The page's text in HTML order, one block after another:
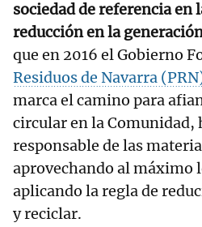
sociedad de referencia en
reducción en la
que en 2016 el Gobierno
Residuos de Navarra
marca el camino para
circular en la Comunidad,
responsable de las
aprovechando al máximo
aplicando la regla de
y reciclar.